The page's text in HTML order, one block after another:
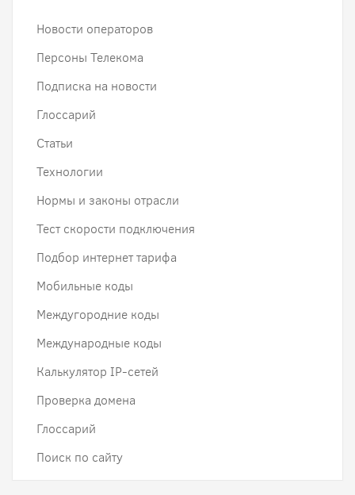
Новости операторов
Персоны Телекома
Подписка на новости
Глоссарий
Статьи
Технологии
Нормы и законы отрасли
Тест скорости подключения
Подбор интернет тарифа
Мобильные коды
Междугородние коды
Международные коды
Калькулятор IP-сетей
Проверка домена
Глоссарий
Поиск по сайту